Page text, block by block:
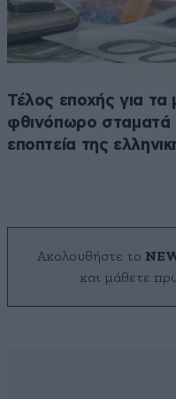
Τέλος εποχής για τα
φθινόπωρο σταματά
εποπτεία της
Ακολουθήστε το
και μάθετε